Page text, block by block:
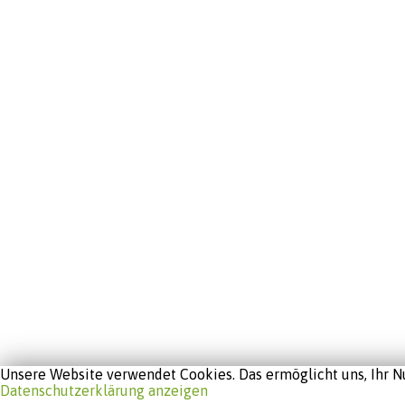
Unsere Website verwendet Cookies. Das ermöglicht uns,
Datenschutzerklärung anzeigen